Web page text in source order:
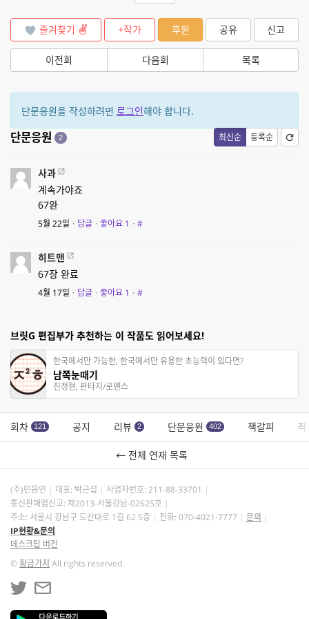
즐겨찾기 +작가 후원 공유 신고
이전회 다음회 목록
단문응원을 작성하려면 로그인해야 합니다.
최신순 등록순
단문응원 2
사과
계속가야죠
67완
5월 22일 · 답글 · 좋아요 1 · #
히트맨
67장 완료
4월 17일 · 답글 · 좋아요 1 · #
브릿G 편집부가 추천하는 이 작품도 읽어보세요!
한국에서만 가능한, 한국에서만 유용한 초능력이 있다면?
남쪽눈때기
진정현, 판타지/로맨스
회차 121 공지 리뷰 2 단문응원 402 책갈피
← 전체 연재 목록
(주)민음인 대표: 박근섭 사업자번호: 211-88-33701
통신판매업신고: 제2013-서울강남-02625호
주소: 서울시 강남구 도산대로 1길 62 5층
전화: 070-4021-7777
문의
IP현황&문의
데스크탑 버전
©황금가지 All rights reserved.